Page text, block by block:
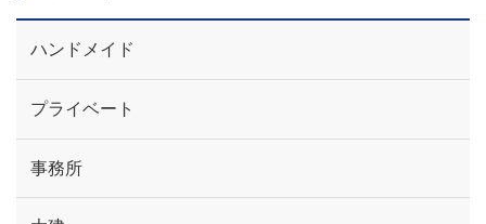
ハンドメイド
プライベート
事務所